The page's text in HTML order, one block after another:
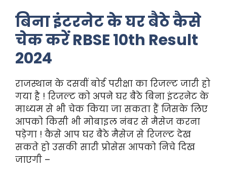
बिना इंटरनेट के घर बैठे कैसे
चेक करें RBSE 10th Result
2024
राजस्थान के दसवीं बोर्ड परीक्षा का रिजल्ट जारी हो
गया है ! रिजल्ट को अपने घर बैठे बिना इंटरनेट के
माध्यम से भी चेक किया जा सकता हैं जिसके लिए
आपको किसी भी मोबाइल नंबर से मैसेज करना
पड़ेगा ! कैसे आप घर बैठे मैसेज से रिजल्ट देख
सकते हो उसकी सारी प्रोसेस आपको निचे दिख
जाएगी –